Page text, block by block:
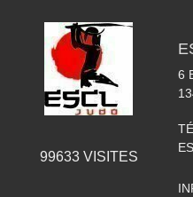
99633VISITES
6